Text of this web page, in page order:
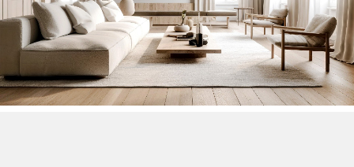
Herzlich Willkommen bei Eschenauer & Partner
Immobilien